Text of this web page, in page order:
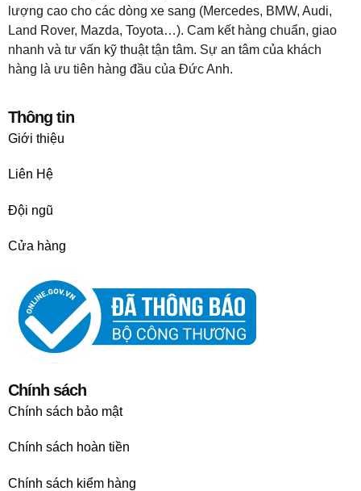
lượng cao cho các dòng xe sang (Mercedes, BMW, Audi,
Land Rover, Mazda, Toyota…). Cam kết hàng chuẩn, giao
nhanh và tư vấn kỹ thuật tận tâm. Sự an tâm của khách
hàng là ưu tiên hàng đầu của Đức Anh.
Thông tin
Giới thiệu
Liên Hệ
Đội ngũ
Cửa hàng
Chính sách
Chính sách bảo mật
Chính sách hoàn tiền
Chính sách kiểm hàng